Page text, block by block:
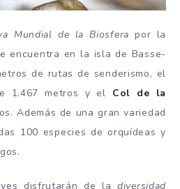
Mundial de la Biosfera por la
encuentra en la isla de Basse-
de rutas de senderismo, el
1.467 metros y el Col de la
Además de una gran variedad
100 especies de orquídeas y
disfrutarán de la diversidad